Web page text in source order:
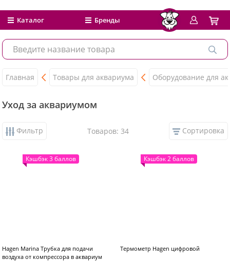
Каталог Бренды
Главная Товары для аквариума Оборудование для
Уход за аквариумом
Фильтр Товаров: 34 Сортировка
Кэшбэк 3 баллов
Hagen Marina Трубка для подачи
воздуха от компрессора в аквариум
Кэшбэк 2 баллов
Термометр Hagen цифровой